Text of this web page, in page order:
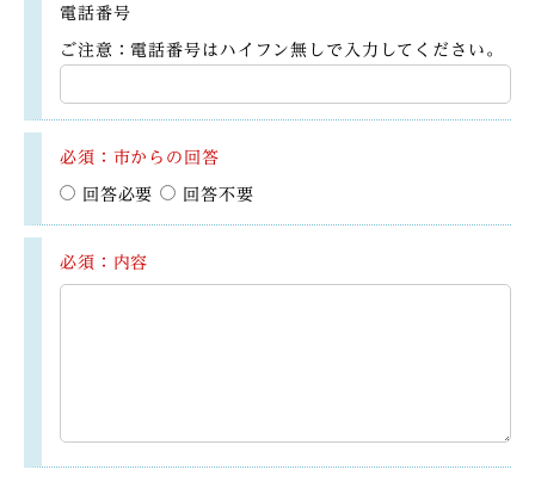
電話番号
ご注意：電話番号はハイフン無しで入力してください。
必須：市からの回答
回答必要 回答不要
必須：内容